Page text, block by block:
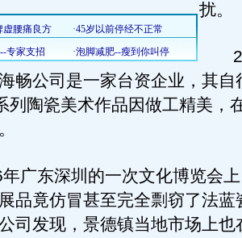
扰。
畅公司是一家台资企业，其自
列陶瓷美术作品因做工精美，
东深圳的一次文化博览会上
品竟仿冒甚至完全剽窃了法蓝
司发现，景德镇当地市场上也